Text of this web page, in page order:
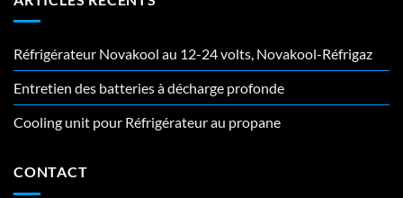
Réfrigérateur Novakool au 12-24 volts, Novakool-Réfrigaz
Entretien des batteries à décharge profonde
Cooling unit pour Réfrigérateur au propane
CONTACT